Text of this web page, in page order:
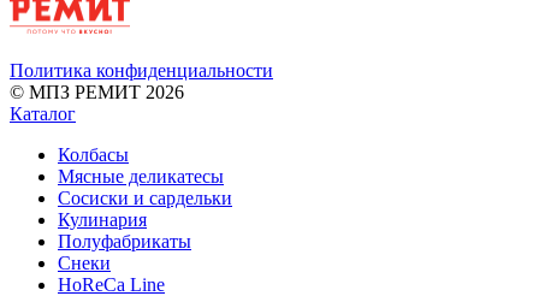
Политика конфиденциальности
© МПЗ РЕМИТ 2026
Каталог
Колбасы
Мясные деликатесы
Сосиски и сардельки
Кулинария
Полуфабрикаты
Снеки
HoReCa Line